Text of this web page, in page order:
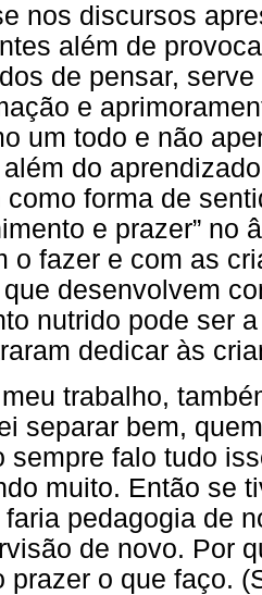
nos discursos
além de
de pensar,
e
um todo e não
do
como forma de
e prazer” no
o fazer e com as
que desenvolvem
nutrido pode ser
dedicar às
trabalho,
separar bem,
sempre falo tudo
muito. Então se
faria pedagogia de
de novo. Por
prazer o que faço.